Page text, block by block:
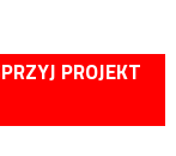
PROJEKT